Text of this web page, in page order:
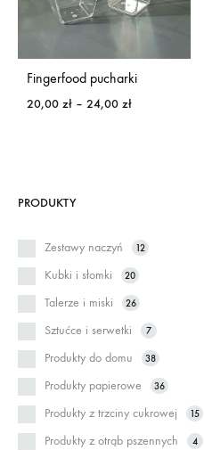
Fingerfood pucharki
20,00 zł – 24,00 złZakres
PRODUKTY
Zestawy naczyń 12
Kubki i słomki 20
Talerze i miski 26
Sztućce i serwetki 7
Produkty do domu 38
Produkty papierowe 36
Produkty z trzciny cukrowej 15
Produkty z otrąb pszennych 4